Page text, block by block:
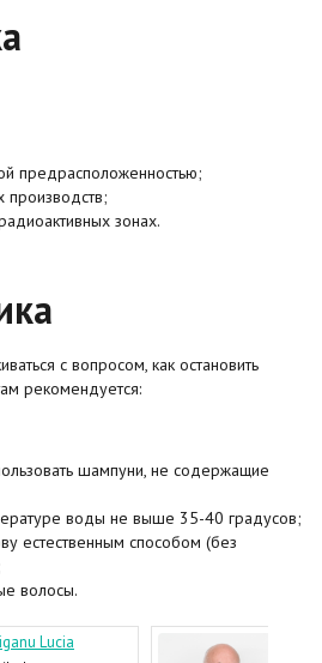
предрасположенностью;
производств;
зонах.
с вопросом, как остановить
рекомендуется:
шампуни, не содержащие
воды не выше 35-40 градусов;
естественным способом (без
волосы.
Lucia